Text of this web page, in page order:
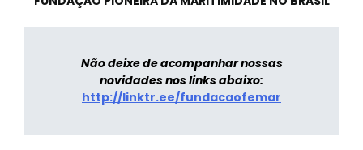
Não deixe de acompanhar nossas
novidades nos links abaixo:
http://linktr.ee/fundacaofemar